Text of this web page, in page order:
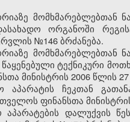
მომხმარებლებთან
ორგანოში
№146 ბრძანება.
მომხმარებლებთან
ტექნიკური
მინისტრის 2006 წლის
ჩეკთან
ფინანსთა
დალუქვის